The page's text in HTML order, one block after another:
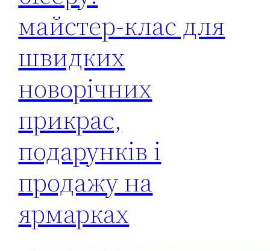
майстер‑клас для
швидких
новорічних
прикрас,
подарунків і
продажу на
ярмарках